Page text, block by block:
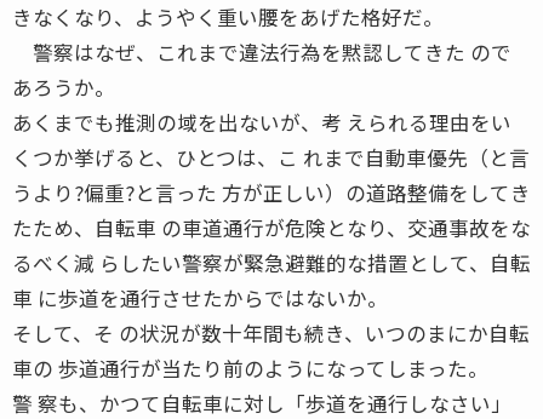
きなくなり、ようやく重い腰をあげた格好だ。
警察はなぜ、これまで違法行為を黙認してきた ので
あろうか。
あくまでも推測の域を出ないが、考 えられる理由をい
くつか挙げると、ひとつは、こ れまで自動車優先（と言
うより?偏重?と言った 方が正しい）の道路整備をしてき
たため、自転車 の車道通行が危険となり、交通事故をな
るべく減 らしたい警察が緊急避難的な措置として、自転
車 に歩道を通行させたからではないか。
そして、そ の状況が数十年間も続き、いつのまにか自転
車の 歩道通行が当たり前のようになってしまった。
警 察も、かつて自転車に対し「歩道を通行しなさい」